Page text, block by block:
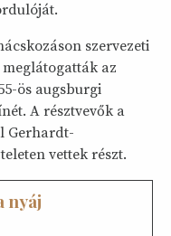
szervezeti
az
ös augsburgi
A résztvevők a
Gerhardt-
vettek részt.
nyáj